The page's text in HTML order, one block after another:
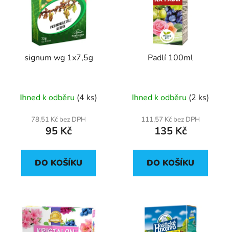
signum wg 1x7,5g
Ihned k odběru (4 ks)
78,51 Kč bez DPH
95 Kč
DO KOŠÍKU
Padlí 100ml
Ihned k odběru (2 ks)
111,57 Kč bez DPH
135 Kč
DO KOŠÍKU